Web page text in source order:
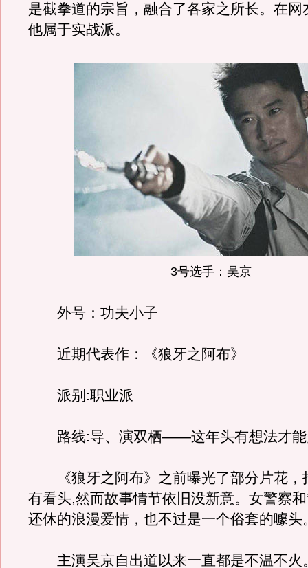
是截拳道的宗旨，融合了各家之所长。在网
他属于实战派。
3号选手：吴京
外号：功夫小子
近期代表作：《狼牙之阿布》
派别:职业派
路线:导、演双栖——这年头有想法才能
《狼牙之阿布》之前曝光了部分片花，
有看头,然而故事情节依旧没新意。女警察
还休的浪漫爱情，也不过是一个俗套的噱头
主演吴京自出道以来一直都是不温不火